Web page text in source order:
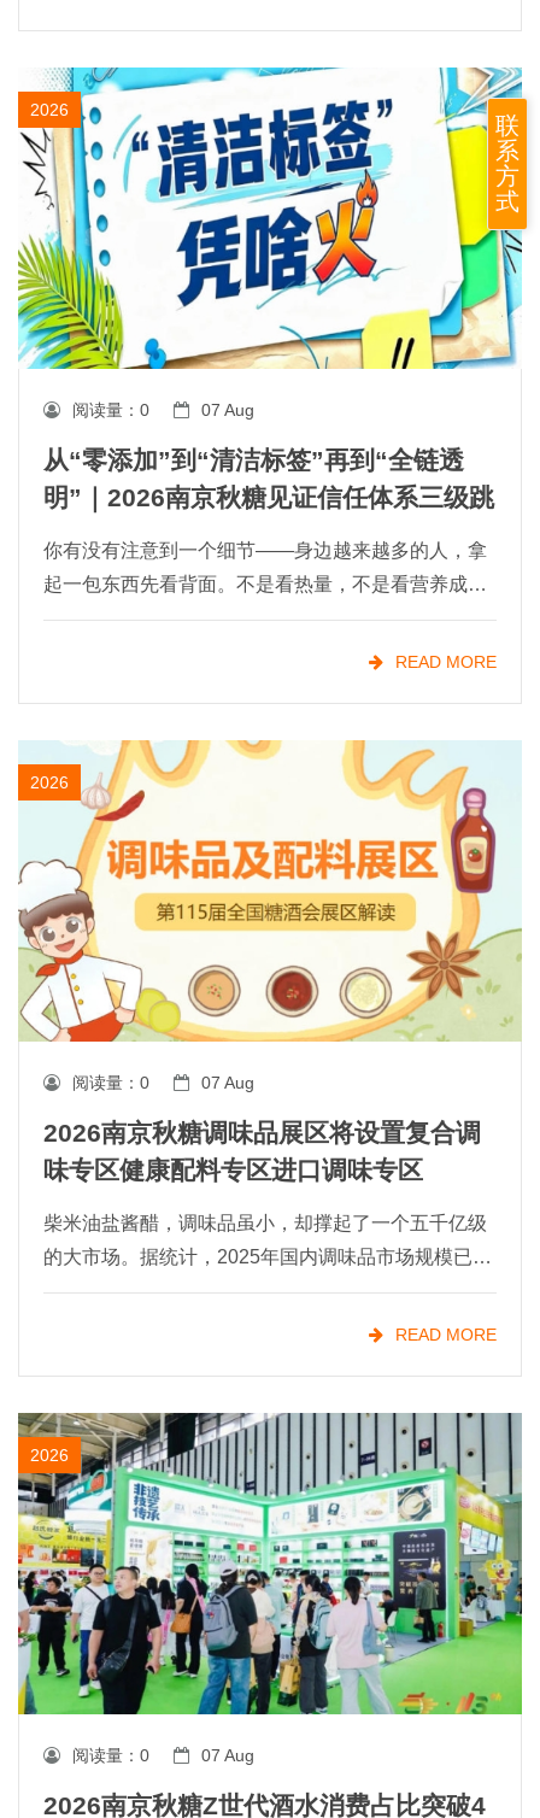
2026
阅读量： 0 07 Aug
从“零添加”到“清洁标签”再到“全链透
明”｜2026南京秋糖见证信任体系三级跳
你有没有注意到一个细节——身边越来越多的人，拿
起一包东西先看背面。不是看热量，不是看营养成
分，而是盯着配料表认真琢磨。大家现在就想知道一
件事：我吃的这玩意儿，里面到底装了啥？这就是清
READ MORE
2026
阅读量： 0 07 Aug
2026南京秋糖调味品展区将设置复合调
味专区健康配料专区进口调味专区
柴米油盐酱醋，调味品虽小，却撑起了一个五千亿级
的大市场。据统计，2025年国内调味品市场规模已超
5100亿元，且仍在稳步增长。与此同时，*持续强化
食品安全标准，正引导整个行业朝着更健康、更优质
READ MORE
2026
阅读量： 0 07 Aug
2026南京秋糖Z世代酒水消费占比突破4
联
系
方
式